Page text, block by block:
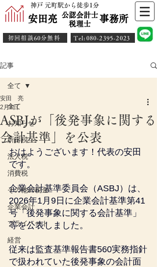
神戸 元町駅から徒歩1分
安田亮 事務所
公認会計士
​税理士
初回相談60分無料 ​Tel:080-2395-2023
記事
全て
お知らせ
所得税
法人税
消費税
その他の税金
企業会計
プライベート
経営
全て
ASBJが「後発事象に関する
会計基準」を公表
安田 亮
2月3日
おはようございます！代表の安田
です。
企業会計基準委員会（ASBJ）は、
2026年1月9日に企業会計基準第41
号「後発事象に関する会計基準」
等を公表しました。
従来は監査基準報告書560実務指針
で扱われていた後発事象の会計面